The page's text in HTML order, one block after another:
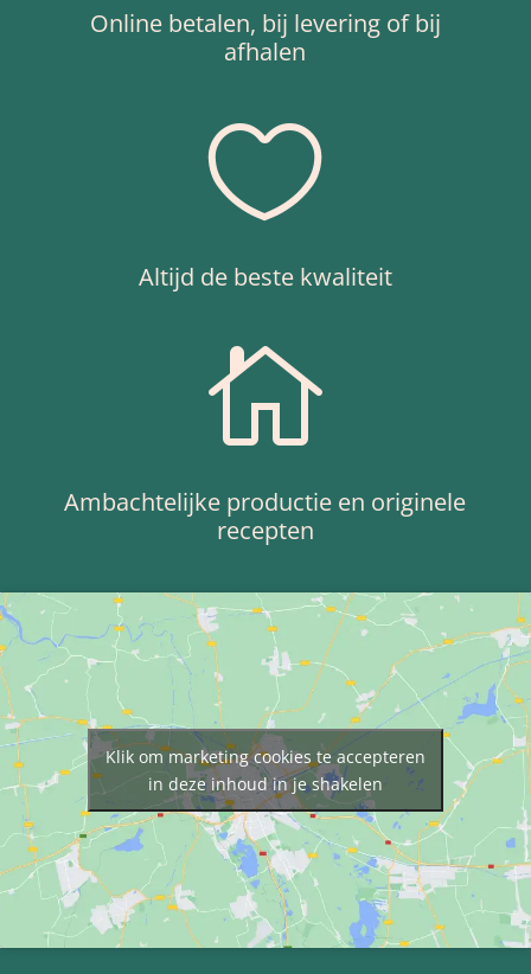
Online betalen, bij levering of bij
afhalen

Altijd de beste kwaliteit

Ambachtelijke productie en originele
recepten
Klik om marketing cookies te accepteren
in deze inhoud in je shakelen